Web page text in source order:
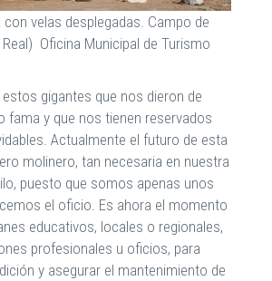
con velas desplegadas. Campo de
Oficina Municipal de Turismo
gigantes que nos dieron de
fama y que nos tienen reservados
Actualmente el futuro de esta
molinero, tan necesaria en nuestra
puesto que somos apenas unos
el oficio. Es ahora el momento
educativos, locales o regionales,
profesionales u oficios, para
y asegurar el mantenimiento de